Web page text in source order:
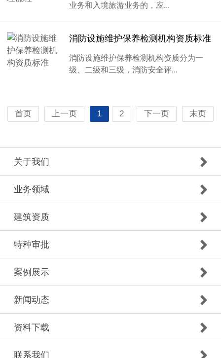
业务和入境旅游业务的，应...
消防设施维护保养检测机构资质标准
消防设施维护保养检测机构资质分为一
级、二级和三级，消防安全评...
首页 上一页 1 2 下一页 末页
关于我们
业务领域
建筑资质
特种审批
案例展示
新闻动态
资料下载
联系我们